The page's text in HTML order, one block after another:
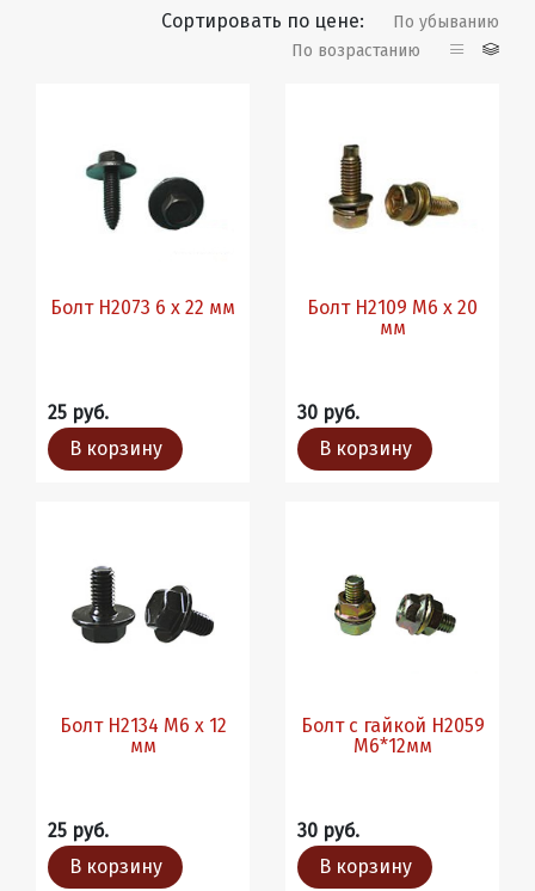
Сортировать по цене:
По убыванию
По возрастанию
Болт H2073 6 х 22 мм
25 руб.
В корзину
Болт H2109 М6 х 20
мм
30 руб.
В корзину
Болт H2134 М6 х 12
мм
25 руб.
В корзину
Болт с гайкой H2059
М6*12мм
30 руб.
В корзину